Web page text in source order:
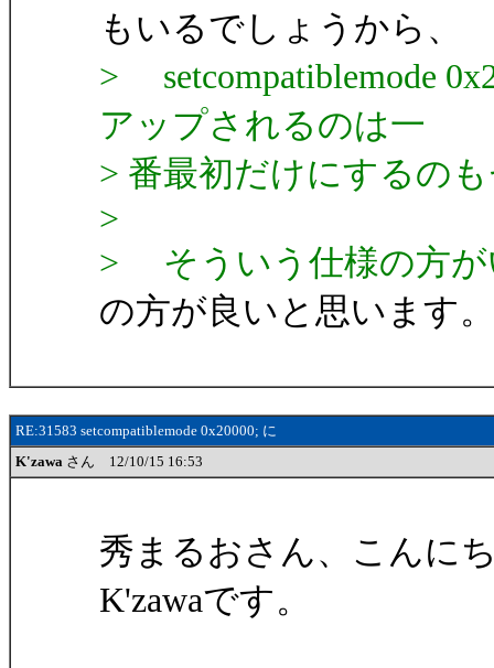
もいるでしょうから、
> setcompatiblemode
アップされるのは一
> 番最初だけにするの
>
> そういう仕様の方が
の方が良いと思います。
RE:31583 setcompatiblemode 0x20000; に
K'zawa さん 12/10/15 16:53
秀まるおさん、こんに
K'zawaです。